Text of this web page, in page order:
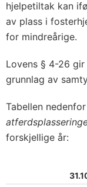
hjelpetiltak kan
av plass i
for mindreårige.
Lovens § 4-26
grunnlag av
Tabellen
forskjellige år: